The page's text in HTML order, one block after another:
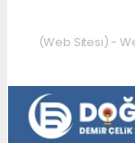
(Web Sitesi) -